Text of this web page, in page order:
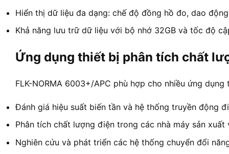
Hiển thị dữ liệu đa dạng: chế độ đồng hồ đo, dao
Khả năng lưu trữ dữ liệu với bộ nhớ 32GB và tốc độ
Ứng dụng thiết bị phân tích chất
FLK-NORMA 6003+/APC phù hợp cho nhiều ứng
Đánh giá hiệu suất biến tần và hệ thống truyền động
Phân tích chất lượng điện trong các nhà máy sản
Nghiên cứu và phát triển các hệ thống chuyển đổi